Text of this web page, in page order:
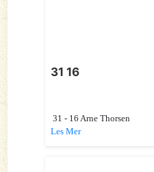
31 16
31 - 16 Arne Thorsen
Les Mer